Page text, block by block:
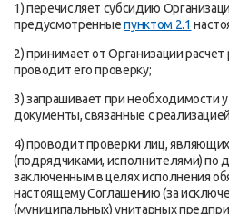
1) перечисляет субсидию
предусмотренныепунктом 2.1
2) принимает от Организации
проводит его проверку;
3) запрашивает при необходимости
документы, связанные с
4) проводит проверки лиц,
(подрядчиками, исполнителями) по
заключенным в целях исполнения
настоящему Соглашению (за
(муниципальных) унитарных